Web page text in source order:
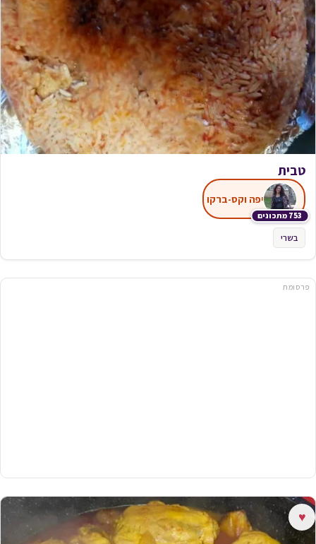
טבית
753 מתכונים
יפה וקס-ברקו
בשרי
פרסומת
♥